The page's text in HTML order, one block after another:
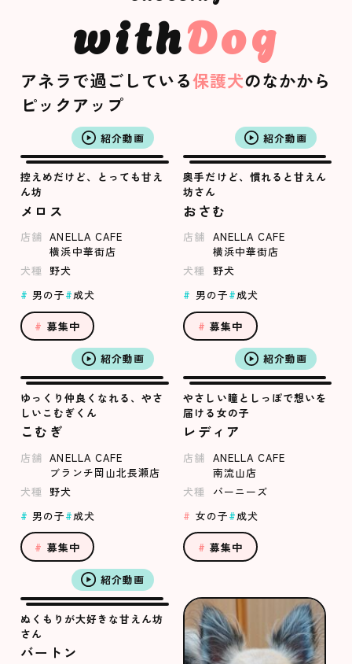
withDog
アネラで過ごしている保護犬のなかから
ピックアップ
紹介動画
控えめだけど、とっても甘え
ん坊
メロス
店舗 ANELLA CAFE
横浜中華街店
犬種
野犬
男の子
成犬
募集中
紹介動画
奥手だけど、慣れると甘えん
坊さん
おさむ
店舗 ANELLA CAFE
横浜中華街店
犬種
野犬
男の子
成犬
募集中
紹介動画
ゆっくり仲良くなれる、やさ
しいこむぎくん
こむぎ
店舗 ANELLA CAFE
ブランチ岡山北長瀬店
犬種
野犬
男の子
成犬
募集中
紹介動画
やさしい瞳としっぽで想いを
届ける女の子
レディア
店舗 ANELLA CAFE
南流山店
犬種
バーニーズ
女の子
成犬
募集中
紹介動画
ぬくもりが大好きな甘えん坊
さん
バートン